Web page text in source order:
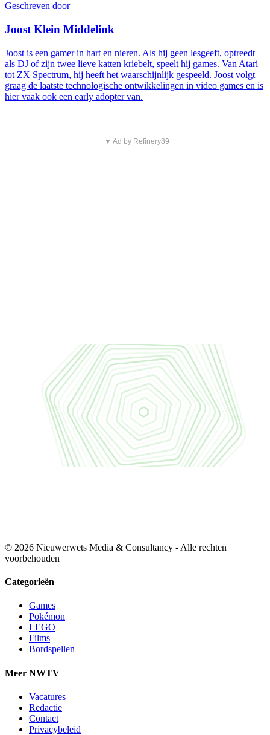
Geschreven door
Joost Klein Middelink
Joost is een gamer in hart en nieren. Als hij geen lesgeeft, optreedt
als DJ of zijn twee lieve katten kriebelt, speelt hij games. Van Atari
tot ZX Spectrum, hij heeft het waarschijnlijk gespeeld. Joost volgt
graag de laatste technologische ontwikkelingen in video games en is
hier vaak ook een early adopter van.
▼ Ad by Refinery89
© 2026 Nieuwerwets Media & Consultancy - Alle rechten
voorbehouden
Categorieën
Games
Pokémon
LEGO
Films
Bordspellen
Meer NWTV
Vacatures
Redactie
Contact
Privacybeleid